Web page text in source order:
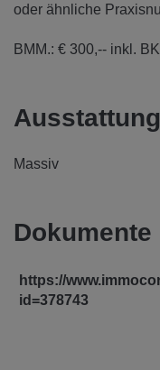
oder ähnliche
BMM.: € 300,-- inkl.
Ausstattung
Massiv
Dokumente
https://
id=378743